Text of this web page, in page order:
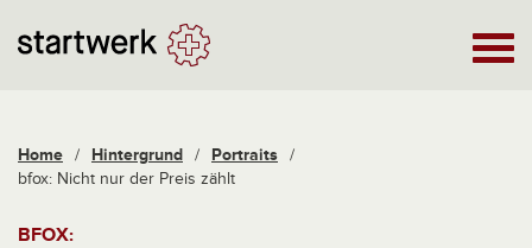
Home / Hintergrund / Portraits /
bfox: Nicht nur der Preis zählt
BFOX: